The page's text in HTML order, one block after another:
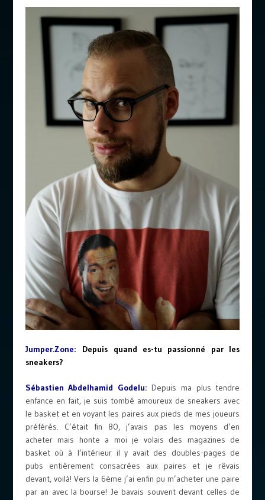
Jumper.Zone:
Depuis quand es-tu passionné par les
sneakers?
Sébastien Abdelhamid Godelu: Depuis ma plus tendre
enfance en fait, je suis tombé amoureux de sneakers avec
le basket et en voyant les paires aux pieds de mes joueurs
préférés. C’était fin 80, j’avais pas les moyens d’en
acheter mais honte a moi je volais des magazines de
basket où à l’intérieur il y avait des doubles-pages de
pubs entièrement consacrées aux paires et je rêvais
devant, voilà! Vers la 6ème j’ai enfin pu m’acheter une paire
par an avec la bourse! Je bavais souvent devant celles de